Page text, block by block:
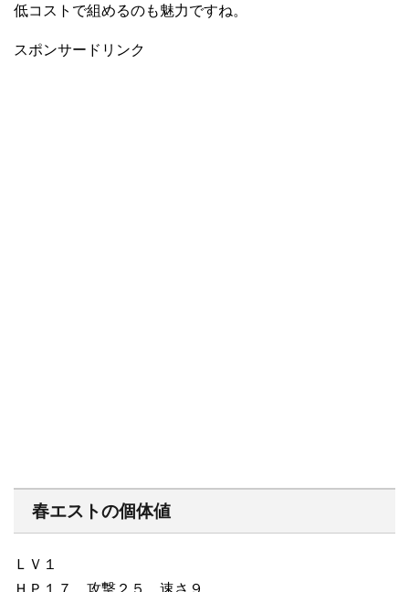
低コストで組めるのも魅力ですね。
スポンサードリンク
春エストの個体値
ＬＶ１
ＨＰ１７ 攻撃２５ 速さ９